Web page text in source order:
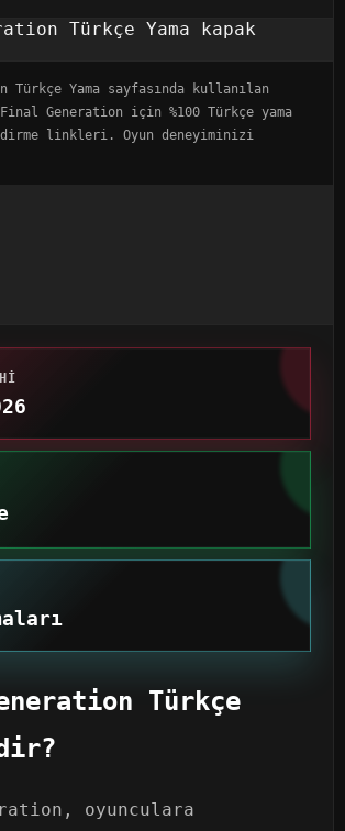
Türkçe Yama sayfasında kullanılan
Generation için %100 Türkçe yama
linkleri. Oyun deneyiminizi
Türkçe
oyunculara